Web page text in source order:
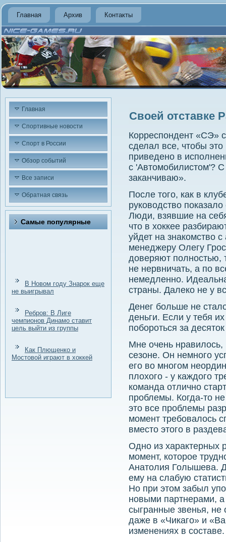
Главная Архив Контакты
Главная
Спортивные новости
Спорт в России
Обзор событий
Все записи
Обратная связь
Самые популярные
В Новом году Знарок еще
не выигрывал
Ребров: В Лиге
чемпионов Динамо ставит
цель выйти из группы
Как Плющенко и
Мостовой играют в хоккей
Своей отставке
Корреспондент «СЭ»
сделал все, чтобы
приведено в
с 'Автомобилистом'? С
заканчиваю».
После того, как в
руководство
Люди, взявшие на
что в хоккее
уйдет на знакомство
менеджеру Олегу
доверяют полностью,
не нервничать, а по
немедленно.
страны. Далеко не у
Денег больше не
деньги. Если у тебя
побороться за
Мне очень нравилось,
сезоне. Он немного
его во многом
плохого - у каждого
команда отлично
проблемы. Когда-то
это все проблемы
момент требовалось
вместо этого в
Одно из характерных
момент, которое
Анатолия Голышева.
ему на слабую
Но при этом забыл
новыми партнерами,
сыгранные звенья,
даже в «Чикаго» и
изменениях в составе.